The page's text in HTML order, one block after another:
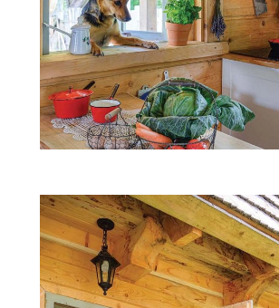
GRZYBY
KRAJOBRAZ
RĘKODZIEŁO
ZWYCZAJE
ZRÓB TO SAM